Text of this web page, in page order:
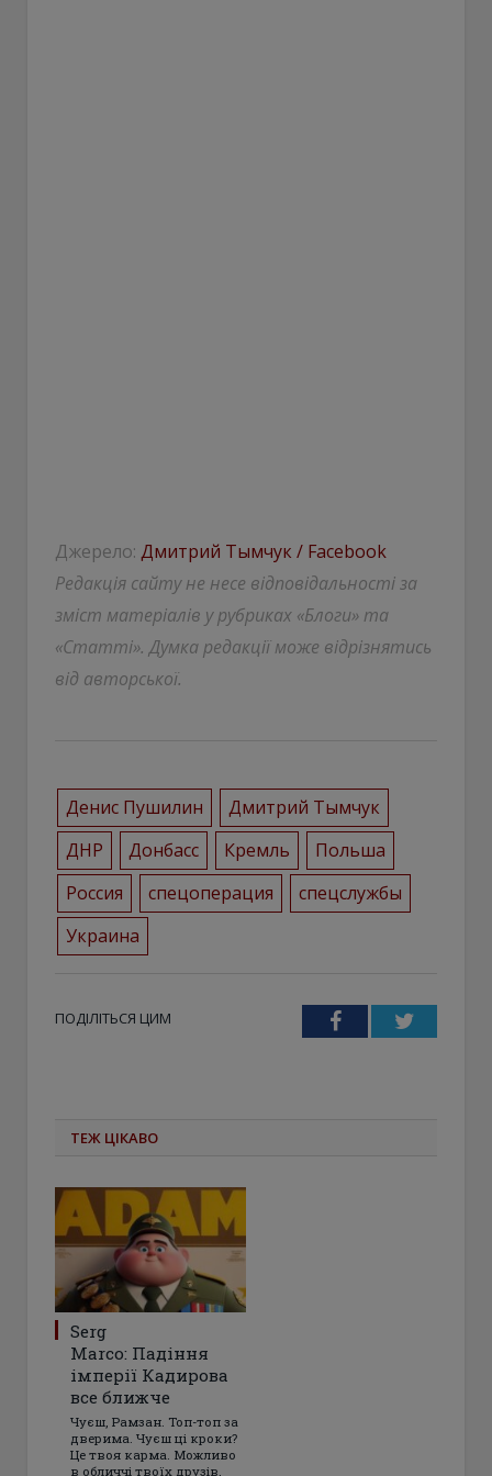
Джерело: Дмитрий Тымчук / Facebook
Редакція сайту не несе відповідальності за
зміст матеріалів у рубриках «Блоги» та
«Статті». Думка редакції може відрізнятись
від авторської.
Денис Пушилин
Дмитрий Тымчук
ДНР
Донбасс Кремль
Польша
Россия
спецоперация
спецслужбы
Украина
ПОДІЛІТЬСЯ ЦИМ FacebookTwitter
ТЕЖ ЦІКАВО
Serg
Marco: Падіння
імперії Кадирова
все ближче
Чуєш, Рамзан. Топ-топ за
дверима. Чуєш ці кроки?
Це твоя карма. Можливо
в обличчі твоїх друзів,